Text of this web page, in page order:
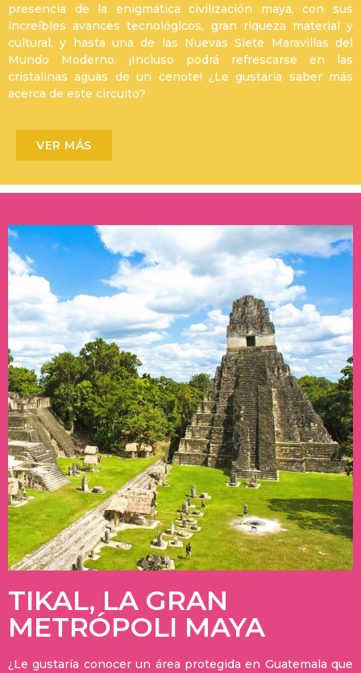
presencia de la enigmática civilización maya, con sus
increíbles avances tecnológicos, gran riqueza material y
cultural, y hasta una de las Nuevas Siete Maravillas del
Mundo Moderno. ¡Incluso podrá refrescarse en las
cristalinas aguas de un cenote! ¿Le gustaría saber más
acerca de este circuito?
VER MÁS
TIKAL, LA GRAN
METRÓPOLI MAYA
¿Le gustaría conocer un área protegida en Guatemala que